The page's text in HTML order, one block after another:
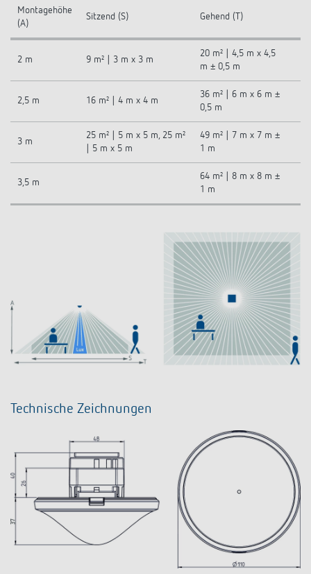
Montagehöhe
(A)
Sitzend (S) Gehend (T)
2 m 9 m² | 3 m x 3 m
20 m² | 4,5 m x 4,5
m ± 0,5 m
2,5 m 16 m² | 4 m x 4 m
36 m² | 6 m x 6 m ±
0,5 m
3 m
25 m² | 5 m x 5 m, 25 m²
| 5 m x 5 m
49 m² | 7 m x 7 m ±
1 m
3,5 m
64 m² | 8 m x 8 m ±
1 m
Technische Zeichnungen